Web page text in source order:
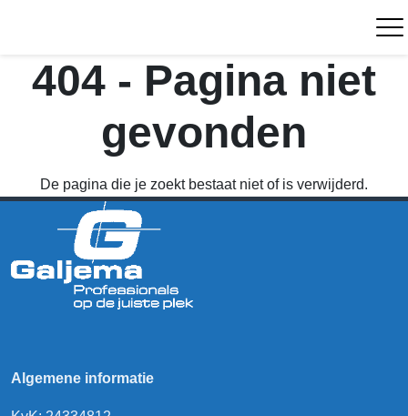
404 - Pagina niet
gevonden
De pagina die je zoekt bestaat niet of is verwijderd.
Algemene informatie